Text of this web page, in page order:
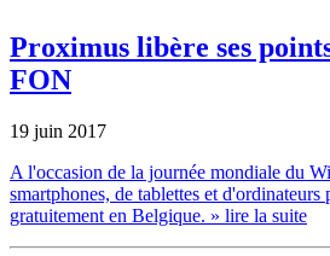
Proximus libère ses
FON
19 juin 2017
A l'occasion de la journée mondiale du
smartphones, de tablettes et
gratuitement en Belgique. » lire la suite